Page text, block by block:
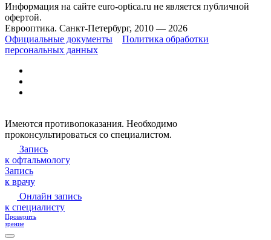
Информация на сайте euro-optica.ru не является публичной
офертой.
Еврооптика. Санкт-Петербург, 2010 — 2026
Официальные документы
Политика обработки
персональных данных
Имеются противопоказания. Необходимо
проконсультироваться со специалистом.
Запись
к офтальмологу
Запись
к врачу
Онлайн запись
к специалисту
Проверить
зрение